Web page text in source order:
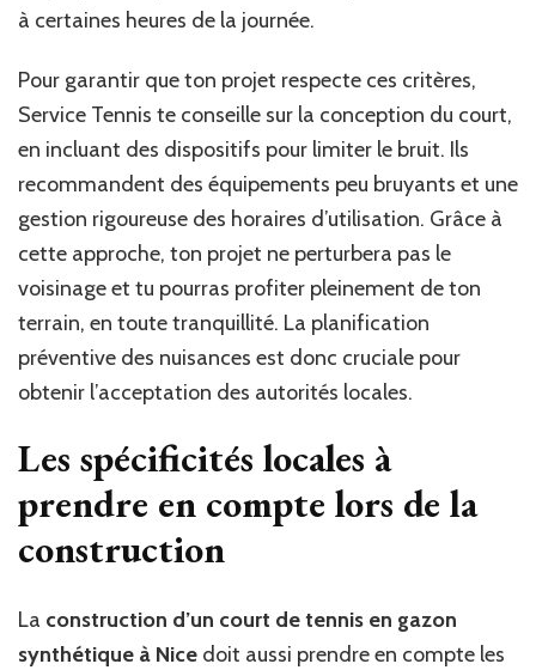
à certaines heures de la journée.
Pour garantir que ton projet respecte ces critères,
Service Tennis te conseille sur la conception du court,
en incluant des dispositifs pour limiter le bruit. Ils
recommandent des équipements peu bruyants et une
gestion rigoureuse des horaires d’utilisation. Grâce à
cette approche, ton projet ne perturbera pas le
voisinage et tu pourras profiter pleinement de ton
terrain, en toute tranquillité. La planification
préventive des nuisances est donc cruciale pour
obtenir l’acceptation des autorités locales.
Les spécificités locales à
prendre en compte lors de la
construction
La construction d’un court de tennis en gazon
synthétique à Nice doit aussi prendre en compte les